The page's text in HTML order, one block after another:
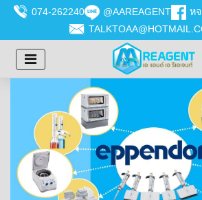
074-262240 @AAREAGENT
ห